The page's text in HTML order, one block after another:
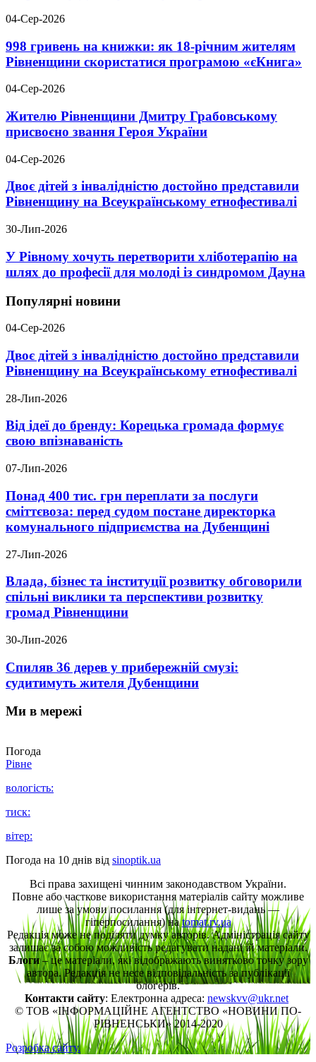
04-Сер-2026
998 гривень на книжки: як 18-річним жителям
Рівненщини скористатися програмою «єКнига»
04-Сер-2026
Жителю Рівненщини Дмитру Грабовському
присвоєно звання Героя України
04-Сер-2026
Двоє дітей з інвалідністю достойно представили
Рівненщину на Всеукраїнському етнофестивалі
30-Лип-2026
У Рівному хочуть перетворити хліботерапію на
шлях до професії для молоді із синдромом Дауна
Популярні новини
04-Сер-2026
Двоє дітей з інвалідністю достойно представили
Рівненщину на Всеукраїнському етнофестивалі
28-Лип-2026
Від ідеї до бренду: Корецька громада формує
свою впізнаваність
07-Лип-2026
Понад 400 тис. грн переплати за послуги
сміттєвоза: перед судом постане директорка
комунального підприємства на Дубенщині
27-Лип-2026
Влада, бізнес та інституції розвитку обговорили
спільні виклики та перспективи розвитку
громад Рівненщини
30-Лип-2026
Спиляв 36 дерев у прибережній смузі:
судитимуть жителя Дубенщини
Ми в мережі
Погода
Рівне
вологість:
тиск:
вітер:
Погода на 10 днів від sinoptik.ua
Всі права захищені чинним законодавством України.
Повне або часткове використання матеріалів сайту можливе
лише за умови посилання (для інтернет-видань —
гіперпосилання) наtomat.rv.ua
Редакція може не поділяти думку авторів. Адміністрація сайту
залишає за собою можливість редагувати надані їй матеріали.
Блоги– це матеріали, які відображають винятково точку зору
автора. Редакція не несе відповідальність за публікації
блогерів.
Контакти сайту: Електронна адреса: newskvv@ukr.net
© ТОВ «ІНФОРМАЦІЙНЕ АГЕНТСТВО «НОВИНИ ПО-
РІВНЕНСЬКИ» 2014-2020
Розробка сайту.